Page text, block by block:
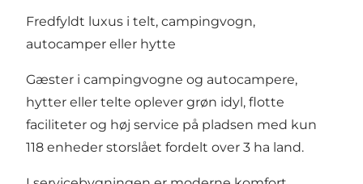
Fredfyldt luxus i telt, campingvogn,
autocamper eller hytte
Gæster i campingvogne og autocampere,
hytter eller telte oplever grøn idyl, flotte
faciliteter og høj service på pladsen med kun
118 enheder storslået fordelt over 3 ha land.